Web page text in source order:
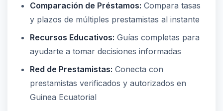
Comparación de Préstamos: Compara tasas
y plazos de múltiples prestamistas al instante
Recursos Educativos: Guías completas para
ayudarte a tomar decisiones informadas
Red de Prestamistas: Conecta con
prestamistas verificados y autorizados en
Guinea Ecuatorial